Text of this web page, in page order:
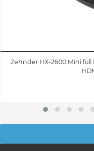
Zehnder HX-2600 Mini full